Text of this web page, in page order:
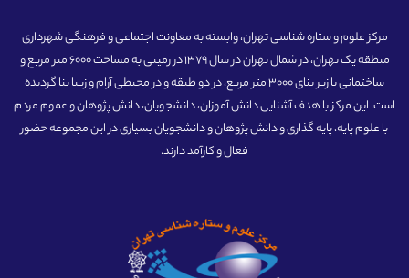
مرکز علوم و ستاره شناسی تهران، وابسته به معاونت اجتماعی و فرهنگی شهرداری
منطقه یک تهران، در شمال تهران در سال 1379 در زمینی به مساحت 6000 متر مربع و
ساختمانی با زیر بنای 3000 متر مربع، در دو طبقه و در محیطی آرام و زیبا بنا گردیده
است. این مرکز با هدف آشنایی دانش آموزان، دانشجویان، دانش پژوهان و عموم مردم
با علوم پایه، پایه گذاری و دانش پژوهان و دانشجویان بسیاری در این مجموعه حضور
فعال و کارآمد دارند.